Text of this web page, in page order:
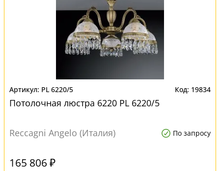
PL 6220/5 19834
Потолочная люстра 6220 PL 6220/5
Reccagni Angelo (Италия) По запросу
165 806 ₽